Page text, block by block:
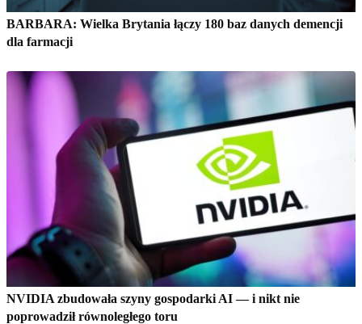
BARBARA: Wielka Brytania łączy 180 baz danych demencji
dla farmacji
NVIDIA zbudowała szyny gospodarki AI — i nikt nie
poprowadził równoległego toru